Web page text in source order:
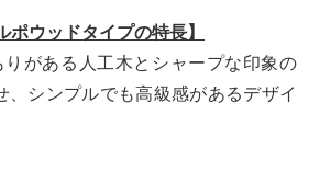
ポウッドタイプの特長】
がある人工木とシャープな印象の
、シンプルでも高級感があるデザイ